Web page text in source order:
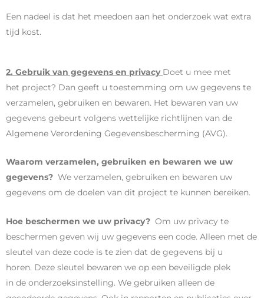
Een nadeel is dat het meedoen aan het onderzoek wat extra
tijd kost.
2. Gebruik van gegevens en privacy Doet u mee met
het project? Dan geeft u toestemming om uw gegevens te
verzamelen, gebruiken en bewaren. Het bewaren van uw
gegevens gebeurt volgens wettelijke richtlijnen van de
Algemene Verordening Gegevensbescherming (AVG).
Waarom verzamelen, gebruiken en bewaren we uw
gegevens? We verzamelen, gebruiken en bewaren uw
gegevens om de doelen van dit project te kunnen bereiken.
Hoe beschermen we uw privacy? Om uw privacy te
beschermen geven wij uw gegevens een code. Alleen met de
sleutel van deze code is te zien dat de gegevens bij u
horen. Deze sleutel bewaren we op een beveiligde plek
in de onderzoeksinstelling. We gebruiken alleen de